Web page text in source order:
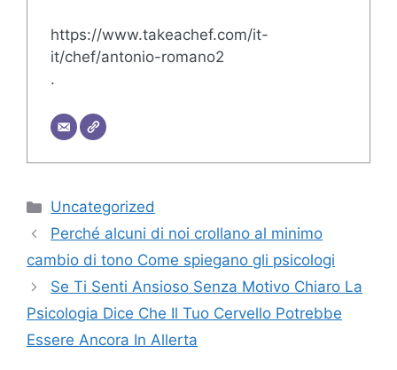
https://www.takeachef.com/it-
it/chef/antonio-romano2
.
Categorie
Uncategorized
Perché alcuni di noi crollano al minimo
cambio di tono Come spiegano gli psicologi
Se Ti Senti Ansioso Senza Motivo Chiaro La
Psicologia Dice Che Il Tuo Cervello Potrebbe
Essere Ancora In Allerta